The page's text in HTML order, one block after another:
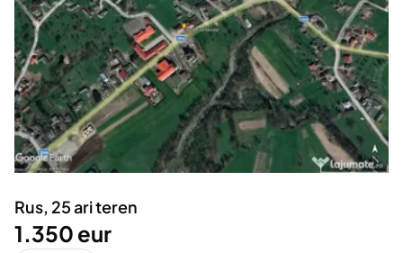
Servicii
Animale de companie
Afaceri și echipamente profesionale
Inchiriere Bunuri si Vehicule
Utilaje agricole si industriale
Piese auto si accesorii
Dacia Duster
Rus, 25 ari teren
1.350 eur